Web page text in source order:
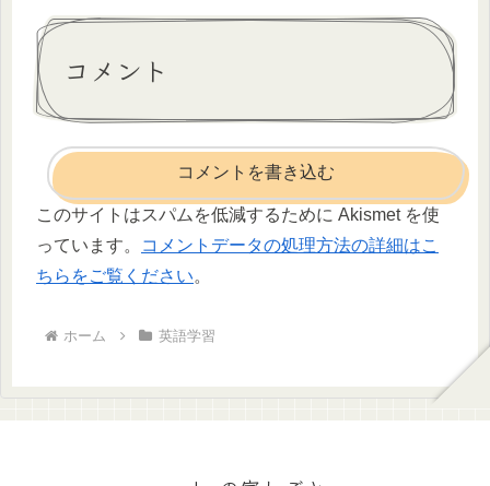
コメント
コメントを書き込む
このサイトはスパムを低減するために Akismet を使
っています。
コメントデータの処理方法の詳細はこ
ちらをご覧ください。
ホーム 英語学習